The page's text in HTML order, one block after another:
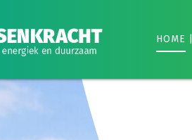
HOME